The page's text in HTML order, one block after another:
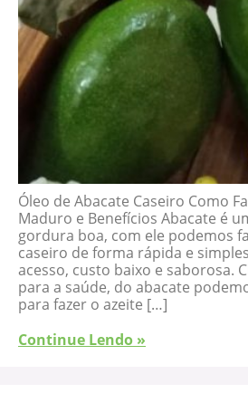
Óleo de Abacate Caseiro Como
Maduro e Benefícios Abacate é
gordura boa, com ele podemos
caseiro de forma rápida e
acesso, custo baixo e saborosa.
para a saúde, do abacate
para fazer o azeite […]
Continue Lendo »